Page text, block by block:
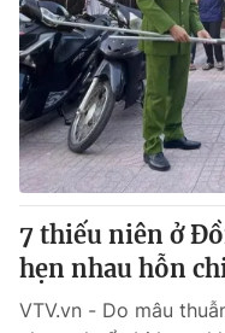
7 thiếu niên ở
hẹn nhau hỗn
VTV.vn - Do mâu